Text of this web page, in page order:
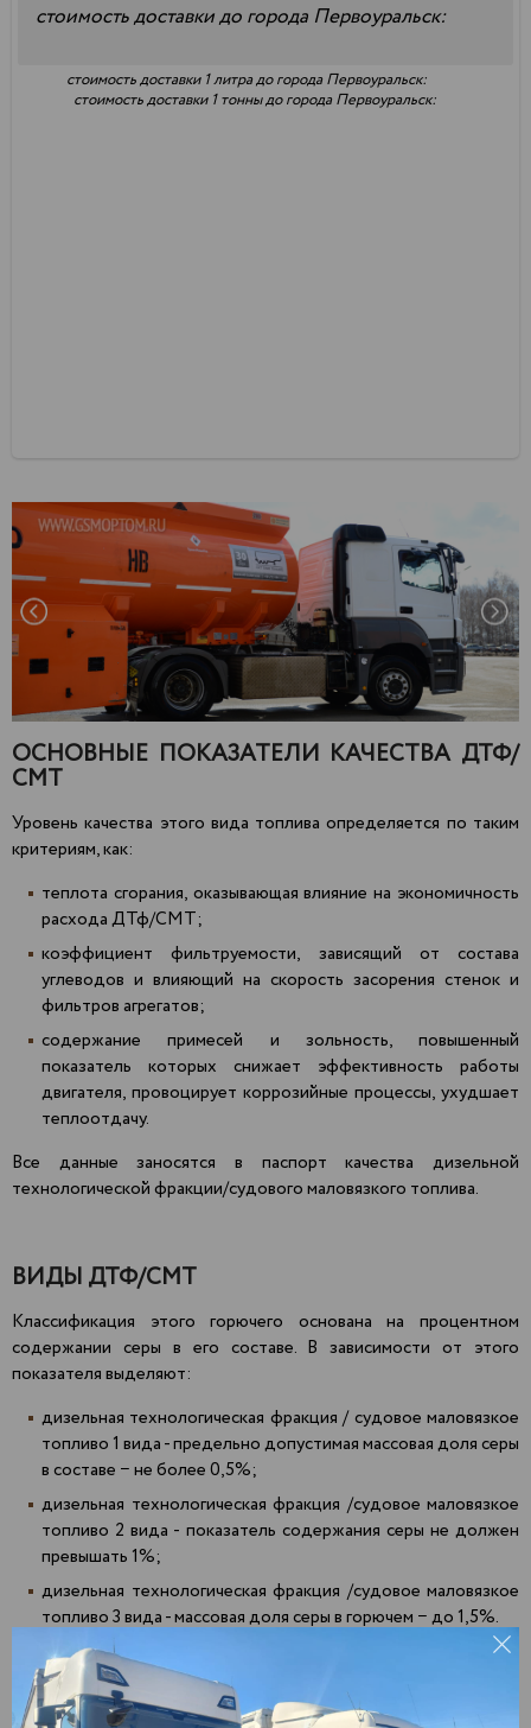
стоимость доставки до города Первоуральск:
стоимость доставки 1 литра до города Первоуральск:
стоимость доставки 1 тонны до города Первоуральск:
ОСНОВНЫЕ ПОКАЗАТЕЛИ КАЧЕСТВА ДТФ/
СМТ
Уровень качества этого вида топлива определяется по таким
критериям, как:
теплота сгорания, оказывающая влияние на экономичность
расхода ДТф/СМТ;
коэффициент фильтруемости, зависящий от состава
углеводов и влияющий на скорость засорения стенок и
фильтров агрегатов;
содержание примесей и зольность, повышенный
показатель которых снижает эффективность работы
двигателя, провоцирует коррозийные процессы, ухудшает
теплоотдачу.
Все данные заносятся в паспорт качества дизельной
технологической фракции/судового маловязкого топлива.
ВИДЫ ДТФ/СМТ
Классификация этого горючего основана на процентном
содержании серы в его составе. В зависимости от этого
показателя выделяют:
дизельная технологическая фракция / судовое маловязкое
топливо 1 вида - предельно допустимая массовая доля серы
в составе − не более 0,5%;
дизельная технологическая фракция /судовое маловязкое
топливо 2 вида - показатель содержания серы не должен
превышать 1%;
дизельная технологическая фракция /судовое маловязкое
топливо 3 вида - массовая доля серы в горючем − до 1,5%.
Доставка печного топлива СМТ оптом
Агрыз
Актаныш
Зеленодольск
Златоуст
Пенза